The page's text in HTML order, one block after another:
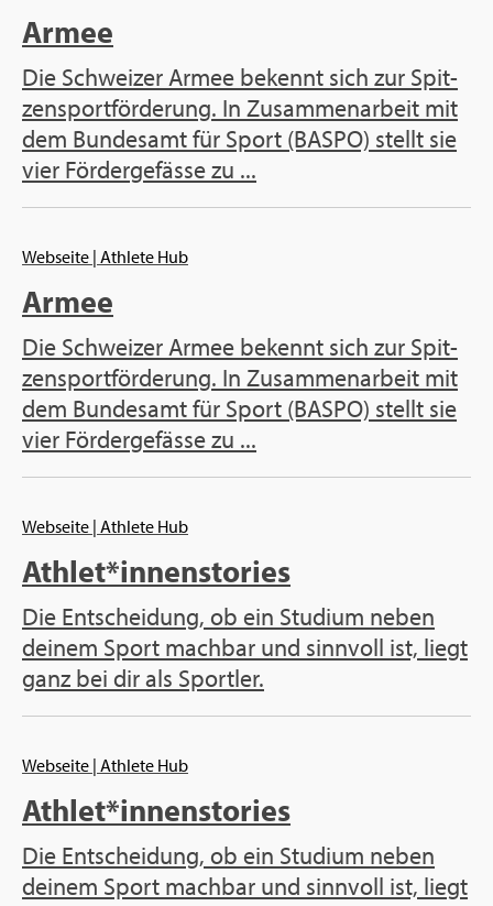
Armee
Die Schwei­zer Armee be­kennt sich zur Spit­
zen­sport­för­de­rung. In Zu­sam­men­ar­beit mit
dem Bun­des­amt für Sport (BASPO) stellt sie
vier För­der­ge­fäs­se zu ...
Web­sei­te | Ath­le­te Hub
Armee
Die Schwei­zer Armee be­kennt sich zur Spit­
zen­sport­för­de­rung. In Zu­sam­men­ar­beit mit
dem Bun­des­amt für Sport (BASPO) stellt sie
vier För­der­ge­fäs­se zu ...
Web­sei­te | Ath­le­te Hub
Ath­let*in­nensto­ries
Die Ent­schei­dung, ob ein Stu­di­um neben
dei­nem Sport mach­bar und sinn­voll ist, liegt
ganz bei dir als Sport­ler.
Web­sei­te | Ath­le­te Hub
Ath­let*in­nensto­ries
Die Ent­schei­dung, ob ein Stu­di­um neben
dei­nem Sport mach­bar und sinn­voll ist, liegt